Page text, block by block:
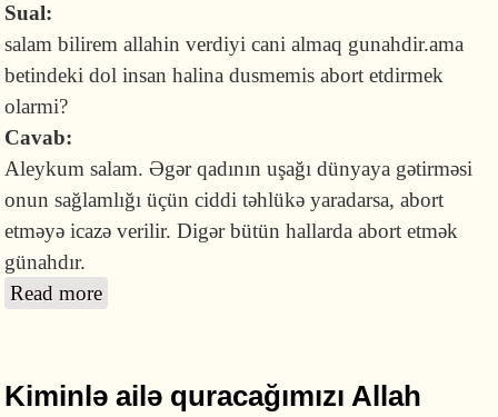
Sual:
salam bilirem allahin verdiyi cani almaq gunahdir.ama
betindeki dol insan halina dusmemis abort etdirmek
olarmi?
Cavab:
Aleykum salam. Əgər qadının uşağı dünyaya gətirməsi
onun sağlamlığı üçün ciddi təhlükə yaradarsa, abort
etməyə icazə verilir. Digər bütün hallarda abort etmək
günahdır.
Read more
Kiminlə ailə quracağımızı Allah